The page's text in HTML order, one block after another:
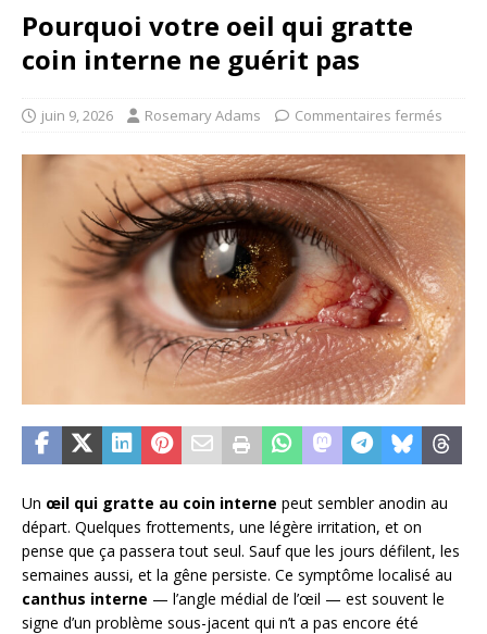
Pourquoi votre oeil qui gratte
coin interne ne guérit pas
juin 9, 2026 Rosemary Adams Commentaires fermés
Un œil qui gratte au coin interne peut sembler anodin au
départ. Quelques frottements, une légère irritation, et on
pense que ça passera tout seul. Sauf que les jours défilent, les
semaines aussi, et la gêne persiste. Ce symptôme localisé au
canthus interne — l’angle médial de l’œil — est souvent le
signe d’un problème sous-jacent qui n’t a pas encore été